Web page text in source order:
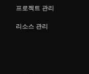
프로젝트 관리
리소스 관리